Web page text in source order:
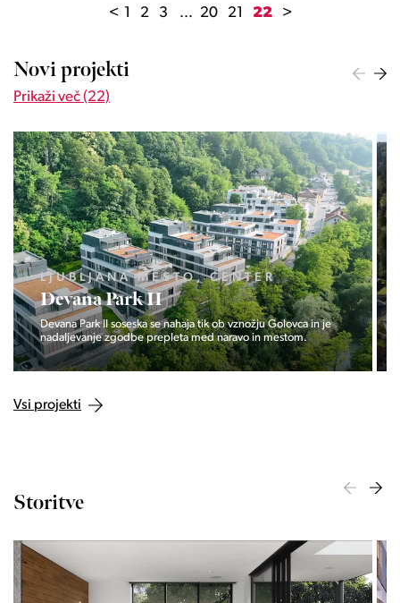
< 1 2 3 ... 20 21 22 >
Novi projekti
Prikaži več (22)
LJUBLJANA MESTO, CENTER
Devana Park II
Devana Park II soseska se nahaja tik ob vznožju Golovca in je
nadaljevanje zgodbe prepleta med naravo in mestom.
Vsi projekti
Storitve